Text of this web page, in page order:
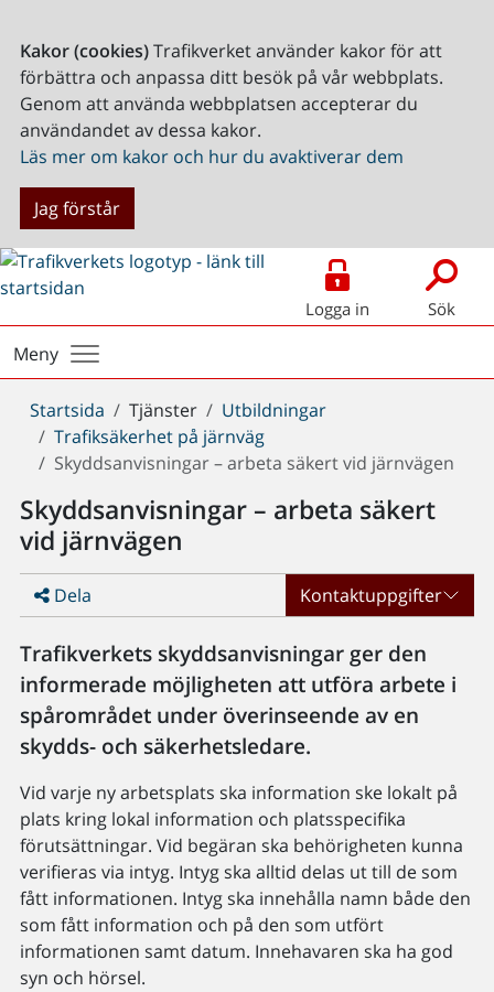
Kakor (cookies)Trafikverket använder kakor för att
förbättra och anpassa ditt besök på vår webbplats.
Genom att använda webbplatsen accepterar du
användandet av dessa kakor.
Läs mer om kakor och hur du avaktiverar dem
Jag förstår
Logga in Sök
Meny
Du
är
här:
Startsida Tjänster
Utbildningar
Trafiksäkerhet på järnväg
Skyddsanvisningar – arbeta säkert vid järnvägen
Skyddsanvisningar – arbeta säkert
vid järnvägen
Dela Kontaktuppgifter
Trafikverkets skyddsanvisningar ger den
informerade möjligheten att utföra arbete i
spårområdet under överinseende av en
skydds- och säkerhetsledare.
Vid varje ny arbetsplats ska information ske lokalt på
plats kring lokal information och platsspecifika
förutsättningar. Vid begäran ska behörigheten kunna
verifieras via intyg. Intyg ska alltid delas ut till de som
fått informationen. Intyg ska innehålla namn både den
som fått information och på den som utfört
informationen samt datum. Innehavaren ska ha god
syn och hörsel.